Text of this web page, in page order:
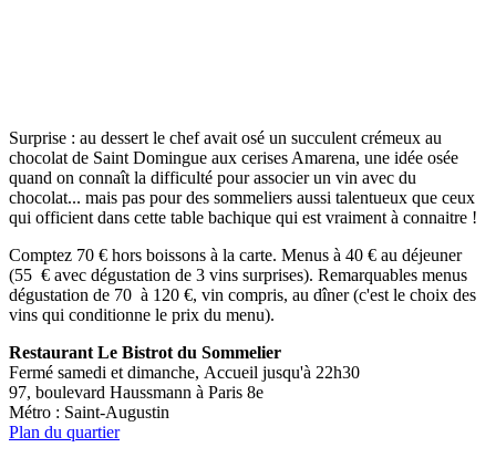
Surprise : au dessert le chef avait osé un succulent crémeux au
chocolat de Saint Domingue aux cerises Amarena, une idée osée
quand on connaît la difficulté pour associer un vin avec du
chocolat... mais pas pour des sommeliers aussi talentueux que ceux
qui officient dans cette table bachique qui est vraiment à connaitre !
Comptez 70 € hors boissons à la carte. Menus à 40 € au déjeuner
(55 € avec dégustation de 3 vins surprises). Remarquables menus
dégustation de 70 à 120 €, vin compris, au dîner (c'est le choix des
vins qui conditionne le prix du menu).
Restaurant Le Bistrot du Sommelier
Fermé samedi et dimanche, Accueil jusqu'à 22h30
97, boulevard Haussmann à Paris 8e
Métro : Saint-Augustin
Plan du quartier